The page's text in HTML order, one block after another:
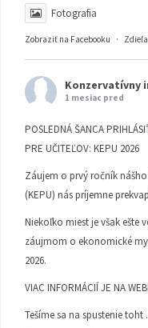
Fotografia
Zobraziť na Facebooku ·
Konzervatívny
1 mesiac pred
POSLEDNÁ ŠANCA
PRE UČITEĽOV: KEPU 2026
Záujem o prvý ročník
(KEPU) nás príjemne
Niekoľko miest je však ešte
záujmom o ekonomické
2026.
VIAC INFORMÁCIÍ JE NA
Tešíme sa na spustenie toht